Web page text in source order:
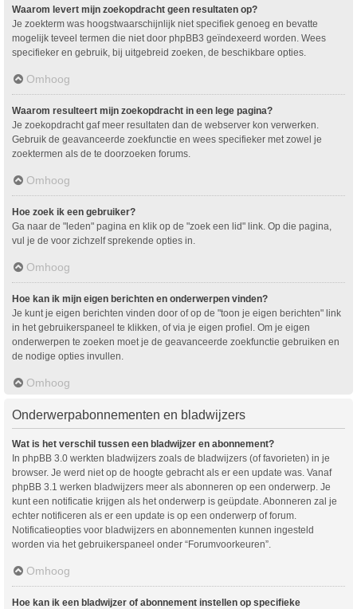
Waarom levert mijn zoekopdracht geen resultaten op?
Je zoekterm was hoogstwaarschijnlijk niet specifiek genoeg en bevatte
mogelijk teveel termen die niet door phpBB3 geïndexeerd worden. Wees
specifieker en gebruik, bij uitgebreid zoeken, de beschikbare opties.
Omhoog
Waarom resulteert mijn zoekopdracht in een lege pagina?
Je zoekopdracht gaf meer resultaten dan de webserver kon verwerken.
Gebruik de geavanceerde zoekfunctie en wees specifieker met zowel je
zoektermen als de te doorzoeken forums.
Omhoog
Hoe zoek ik een gebruiker?
Ga naar de "leden" pagina en klik op de "zoek een lid" link. Op die pagina,
vul je de voor zichzelf sprekende opties in.
Omhoog
Hoe kan ik mijn eigen berichten en onderwerpen vinden?
Je kunt je eigen berichten vinden door of op de "toon je eigen berichten" link
in het gebruikerspaneel te klikken, of via je eigen profiel. Om je eigen
onderwerpen te zoeken moet je de geavanceerde zoekfunctie gebruiken en
de nodige opties invullen.
Omhoog
Onderwerpabonnementen en bladwijzers
Wat is het verschil tussen een bladwijzer en abonnement?
In phpBB 3.0 werkten bladwijzers zoals de bladwijzers (of favorieten) in je
browser. Je werd niet op de hoogte gebracht als er een update was. Vanaf
phpBB 3.1 werken bladwijzers meer als abonneren op een onderwerp. Je
kunt een notificatie krijgen als het onderwerp is geüpdate. Abonneren zal je
echter notificeren als er een update is op een onderwerp of forum.
Notificatieopties voor bladwijzers en abonnementen kunnen ingesteld
worden via het gebruikerspaneel onder “Forumvoorkeuren”.
Omhoog
Hoe kan ik een bladwijzer of abonnement instellen op specifieke